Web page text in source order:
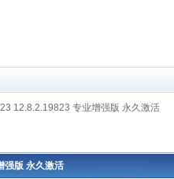
12.8.2.19823 专业增强版 永久激活
强版 永久激活